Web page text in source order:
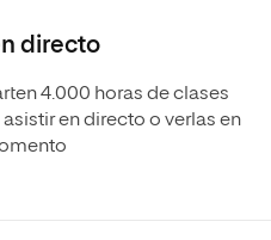
directo
4.000 horas de clases
en directo o verlas en